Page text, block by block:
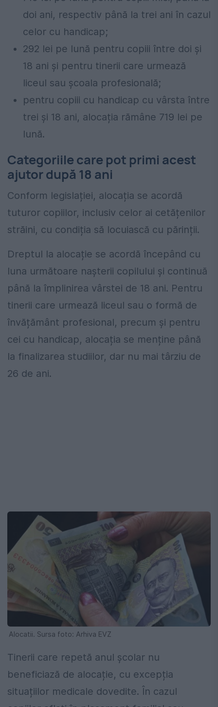
doi ani, respectiv până la trei ani în cazul
celor cu handicap;
292 lei pe lună pentru copiii între doi și
18 ani și pentru tinerii care urmează
liceul sau școala profesională;
pentru copiii cu handicap cu vârsta între
trei și 18 ani, alocația rămâne 719 lei pe
lună.
Categoriile care pot primi acest
ajutor după 18 ani
Conform legislației, alocația se acordă
tuturor copiilor, inclusiv celor ai cetățenilor
străini, cu condiția să locuiască cu părinții.
Dreptul la alocație se acordă începând cu
luna următoare nașterii copilului și continuă
până la împlinirea vârstei de 18 ani. Pentru
tinerii care urmează liceul sau o formă de
învățământ profesional, precum și pentru
cei cu handicap, alocația se menține până
la finalizarea studiilor, dar nu mai târziu de
26 de ani.
Alocatii. Sursa foto: Arhiva EVZ
Tinerii care repetă anul școlar nu
beneficiază de alocație, cu excepția
situațiilor medicale dovedite. În cazul